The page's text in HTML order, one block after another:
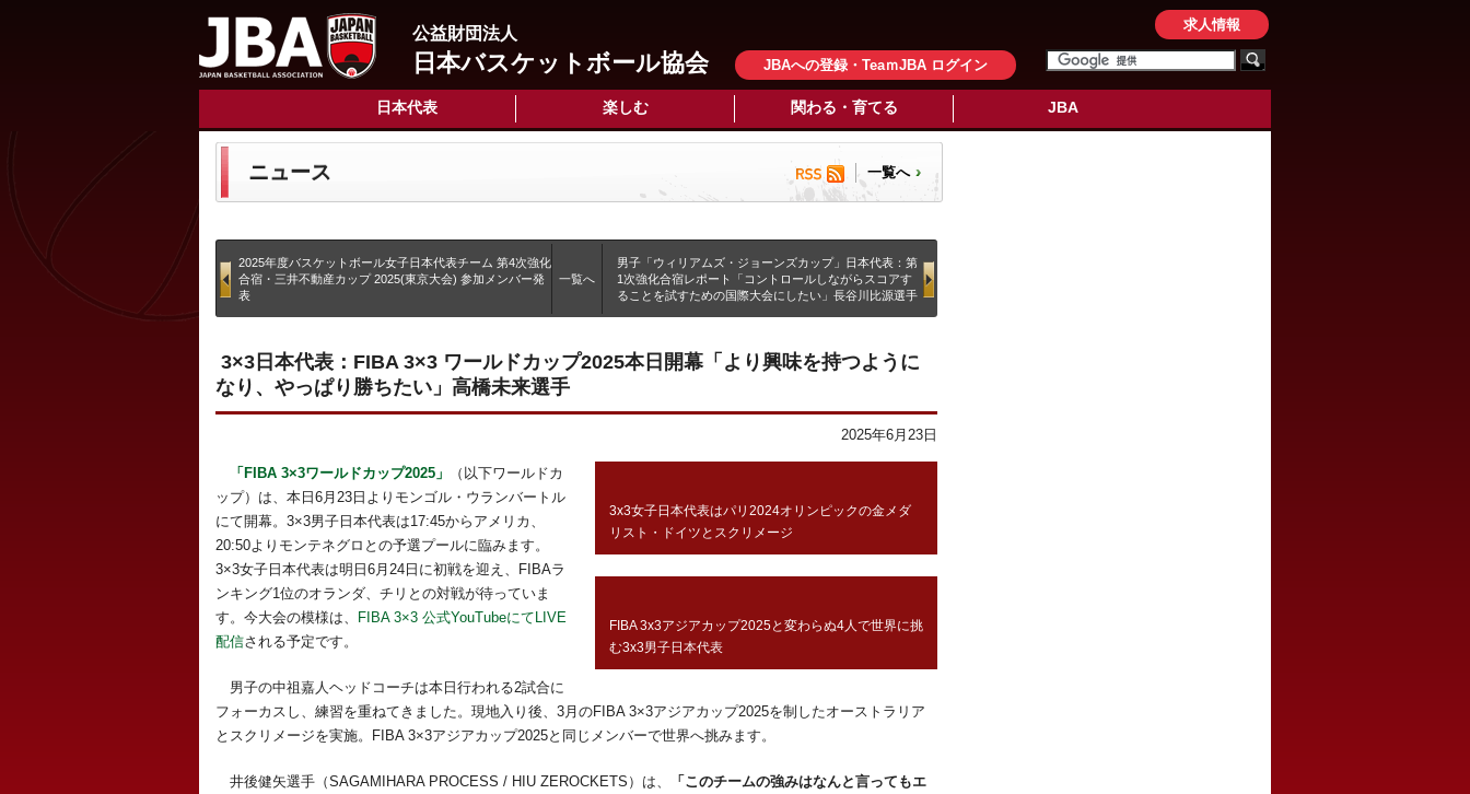
公益財団法人
日本バスケットボール協会 JBAへの登録・TeaｍJBA ログイン
求人情報
日本代表 楽しむ 関わる・育てる JBA
ニュース 一覧へ
2025年度バスケットボール女子日本代表チーム 第4次強化
合宿・三井不動産カップ 2025(東京大会) 参加メンバー発
表
一覧へ
男子「ウィリアムズ・ジョーンズカップ」日本代表：第
1次強化合宿レポート「コントロールしながらスコアす
ることを試すための国際大会にしたい」長谷川比源選手
3×3日本代表：FIBA 3×3 ワールドカップ2025本日開幕「より興味を持つように
なり、やっぱり勝ちたい」高橋未来選手
2025年6月23日
3x3女子日本代表はパリ2024オリンピックの金メダ
リスト・ドイツとスクリメージ
FIBA 3x3アジアカップ2025と変わらぬ4人で世界に挑
む3x3男子日本代表
「FIBA 3×3ワールドカップ2025」
（以下ワールドカ
ップ）は、本日6月23日よりモンゴル・ウランバートル
にて開幕。3×3男子日本代表は17:45からアメリカ、
20:50よりモンテネグロとの予選プールに臨みます。
3×3女子日本代表は明日6月24日に初戦を迎え、FIBAラ
ンキング1位のオランダ、チリとの対戦が待っていま
す。今大会の模様は、
FIBA 3×3 公式YouTubeにてLIVE
配信される予定です。
男子の中祖嘉人ヘッドコーチは本日行われる2試合に
フォーカスし、練習を重ねてきました。現地入り後、3月のFIBA 3×3アジアカップ2025を制したオーストラリア
とスクリメージを実施。FIBA 3×3アジアカップ2025と同じメンバーで世界へ挑みます。
井後健矢選手（SAGAMIHARA PROCESS / HIU ZEROCKETS）は、
「このチームの強みはなんと言ってもエ